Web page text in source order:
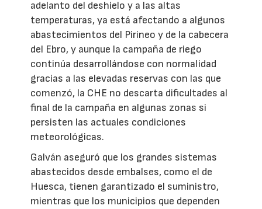
adelanto del deshielo y a las altas
temperaturas, ya está afectando a algunos
abastecimientos del Pirineo y de la cabecera
del Ebro, y aunque la campaña de riego
continúa desarrollándose con normalidad
gracias a las elevadas reservas con las que
comenzó, la CHE no descarta dificultades al
final de la campaña en algunas zonas si
persisten las actuales condiciones
meteorológicas.
Galván aseguró que los grandes sistemas
abastecidos desde embalses, como el de
Huesca, tienen garantizado el suministro,
mientras que los municipios que dependen